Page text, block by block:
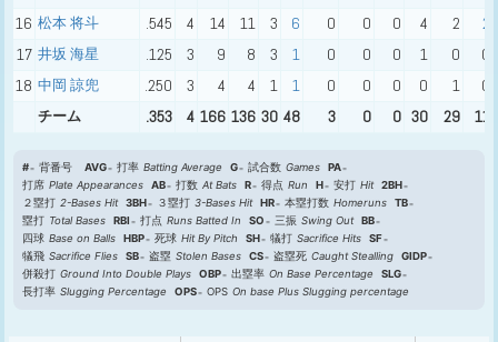
16 松本 将斗 .545 4 14 11 3 6 0 0 0 4 2
2
17 井坂 海星 .125 3 9 8 3 1 0 0 0 1 0
0
18 中岡 諒兜 .250 3 4 4 1 1 0 0 0 0 1 0
チーム .353 4 166 136 30 48 3 0 0 30 29 11
# 背番号 AVG 打率 Batting Average G 試合数 Games
PA
打席 Plate Appearances AB 打数 At Bats R 得点 Run H 安打 Hit
2BH
２塁打 2-Bases Hit 3BH ３塁打 3-Bases Hit HR 本塁打数 Homeruns
TB
塁打 Total Bases RBI 打点 Runs Batted In SO 三振 Swing Out
BB
四球 Base on Balls HBP 死球 Hit By Pitch SH 犠打 Sacrifice Hits
SF
犠飛 Sacrifice Flies SB 盗塁 Stolen Bases CS 盗塁死 Caught Stealling
GIDP
併殺打 Ground Into Double Plays OBP 出塁率 On Base Percentage
SLG
長打率 Slugging Percentage OPS OPS On base Plus Slugging percentage